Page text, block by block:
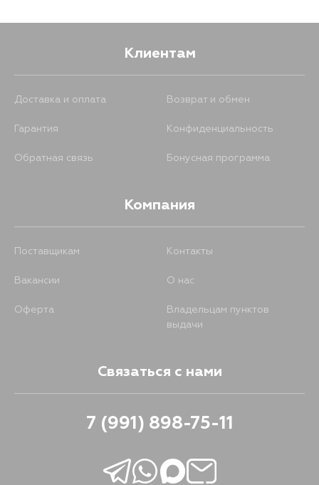
Клиентам
Доставка и оплата Возврат и обмен
Гарантия Конфиденциальность
Обратная связь Бонусная программа
Компания
Поставщикам Контакты
Вакансии О нас
Оферта
Владельцам пунктов
выдачи
Связаться с нами
7 (991) 898-75-11